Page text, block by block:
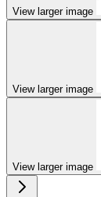
View larger image
View larger image
View larger image